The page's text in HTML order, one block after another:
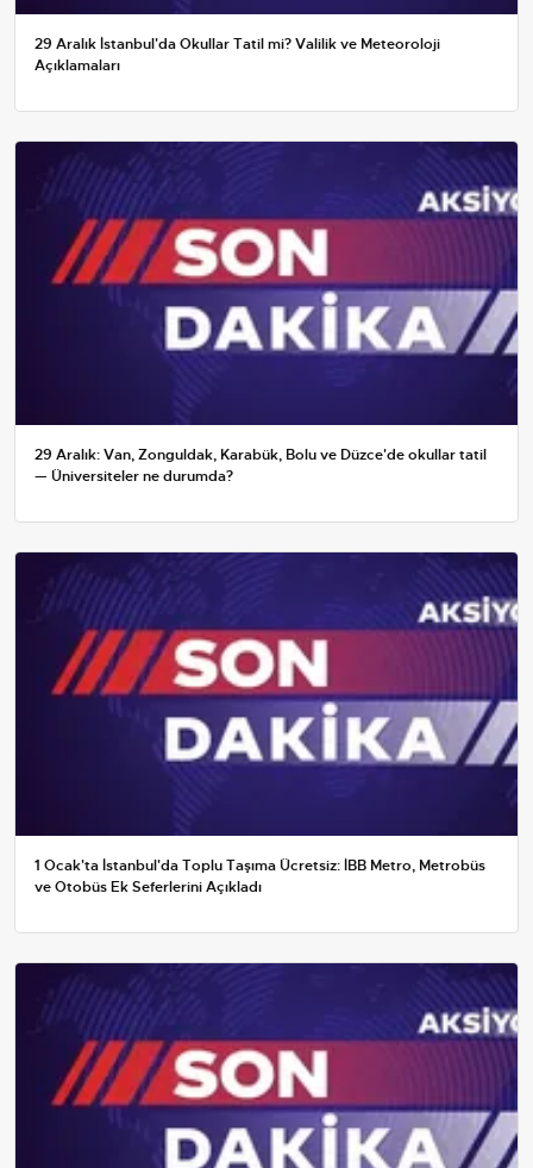
29 Aralık İstanbul'da Okullar Tatil mi? Valilik ve Meteoroloji
Açıklamaları
29 Aralık: Van, Zonguldak, Karabük, Bolu ve Düzce'de okullar tatil
— Üniversiteler ne durumda?
1 Ocak'ta İstanbul'da Toplu Taşıma Ücretsiz: İBB Metro, Metrobüs
ve Otobüs Ek Seferlerini Açıkladı